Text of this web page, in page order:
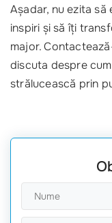
Așadar, nu ezita
inspiri și să îți
major.
discuta despre
strălucească prin